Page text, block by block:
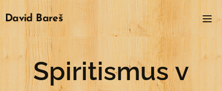
David Bareš
Spiritismus v